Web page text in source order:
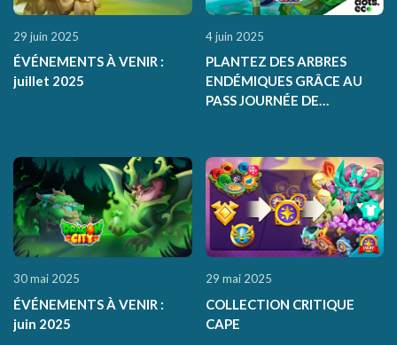
29 juin 2025
ÉVÉNEMENTS À VENIR :
juillet 2025
4 juin 2025
PLANTEZ DES ARBRES
ENDÉMIQUES GRÂCE AU
PASS JOURNÉE DE
30 mai 2025
ÉVÉNEMENTS À VENIR :
juin 2025
29 mai 2025
COLLECTION CRITIQUE
CAPE